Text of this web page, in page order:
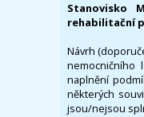
Stanovisko
rehabilitační
Návrh
nemocničního
naplnění
některých
jsou/nejsou